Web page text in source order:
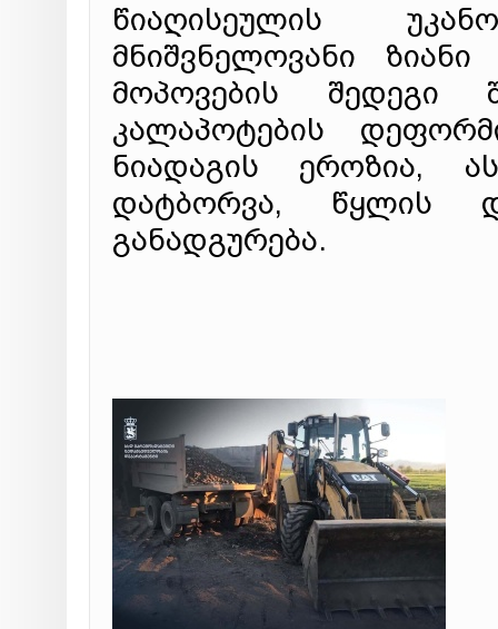
წიაღისეულის
მნიშვნელოვანი
მოპოვების შედეგი
კალაპოტების
ნიადაგის ეროზია,
დატბორვა, წყლის
განადგურება.